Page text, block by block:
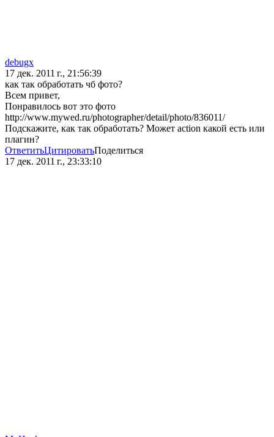
debugx
17 дек. 2011 г., 21:56:39
как так обработать чб фото?
Всем привет,
Понравилось вот это фото
http://www.mywed.ru/photographer/detail/photo/836011/
Подскажите, как так обработать? Может action какой есть или
плагин?
ОтветитьЦитироватьПоделиться
17 дек. 2011 г., 23:33:10